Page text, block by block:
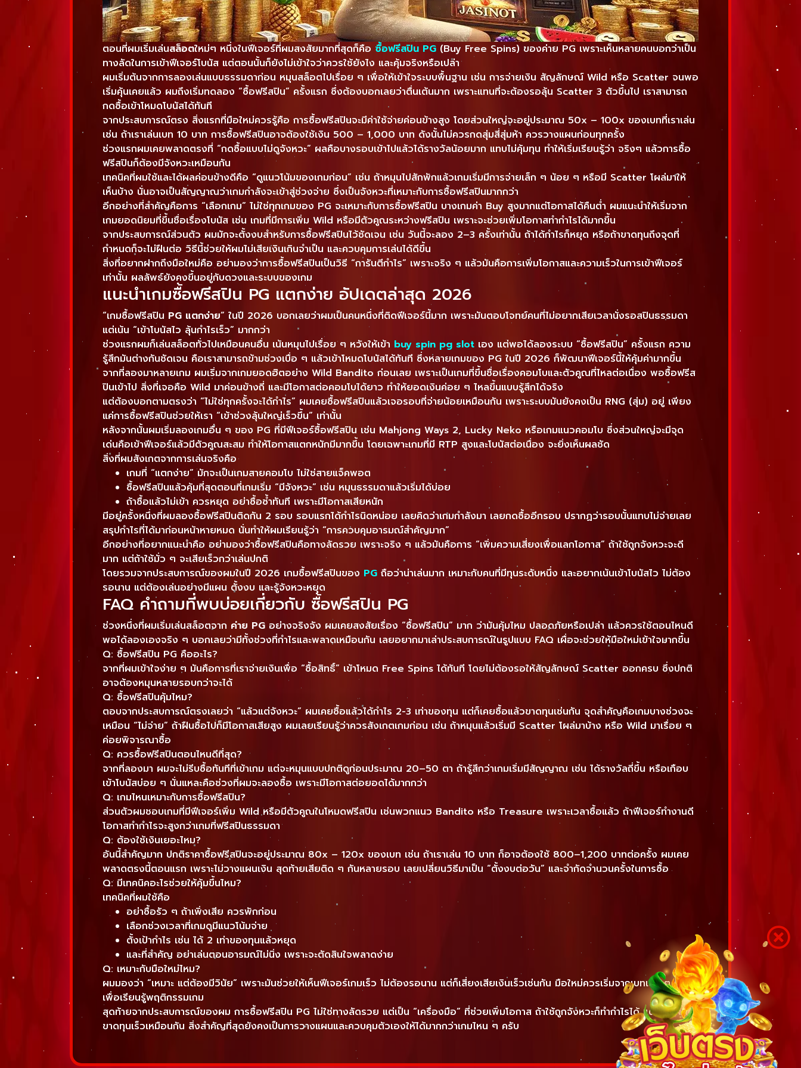
ตอนที่ผมเริ่มเล่นสล็อตใหม่ๆ หนึ่งในฟีเจอร์ที่ผมสงสัยมากที่สุดก็คือ ซื้อฟรีสปิน PG (Buy Free Spins) ของค่าย PG เพราะเห็นหลายคนบอกว่าเป็น
ทางลัดในการเข้าฟีเจอร์โบนัส แต่ตอนนั้นก็ยังไม่เข้าใจว่าควรใช้ยังไง และคุ้มจริงหรือเปล่า
ผมเริ่มต้นจากการลองเล่นแบบธรรมดาก่อน หมุนสล็อตไปเรื่อย ๆ เพื่อให้เข้าใจระบบพื้นฐาน เช่น การจ่ายเงิน สัญลักษณ์ Wild หรือ Scatter จนพอ
เริ่มคุ้นเคยแล้ว ผมถึงเริ่มทดลอง “ซื้อฟรีสปิน” ครั้งแรก ซึ่งต้องบอกเลยว่าตื่นเต้นมาก เพราะแทนที่จะต้องรอลุ้น Scatter 3 ตัวขึ้นไป เราสามารถ
กดซื้อเข้าโหมดโบนัสได้ทันที
จากประสบการณ์ตรง สิ่งแรกที่มือใหม่ควรรู้คือ การซื้อฟรีสปินจะมีค่าใช้จ่ายค่อนข้างสูง โดยส่วนใหญ่จะอยู่ประมาณ 50x – 100x ของเบทที่เราเล่น
เช่น ถ้าเราเล่นเบท 10 บาท การซื้อฟรีสปินอาจต้องใช้เงิน 500 – 1,000 บาท ดังนั้นไม่ควรกดสุ่มสี่สุ่มห้า ควรวางแผนก่อนทุกครั้ง
ช่วงแรกผมเคยพลาดตรงที่ “กดซื้อแบบไม่ดูจังหวะ” ผลคือบางรอบเข้าไปแล้วได้รางวัลน้อยมาก แทบไม่คุ้มทุน ทำให้เริ่มเรียนรู้ว่า จริงๆ แล้วการซื้อ
ฟรีสปินก็ต้องมีจังหวะเหมือนกัน
เทคนิคที่ผมใช้และได้ผลค่อนข้างดีคือ “ดูแนวโน้มของเกมก่อน” เช่น ถ้าหมุนไปสักพักแล้วเกมเริ่มมีการจ่ายเล็ก ๆ น้อย ๆ หรือมี Scatter โผล่มาให้
เห็นบ้าง นั่นอาจเป็นสัญญาณว่าเกมกำลังจะเข้าสู่ช่วงจ่าย ซึ่งเป็นจังหวะที่เหมาะกับการซื้อฟรีสปินมากกว่า
อีกอย่างที่สำคัญคือการ “เลือกเกม” ไม่ใช่ทุกเกมของ PG จะเหมาะกับการซื้อฟรีสปิน บางเกมค่า Buy สูงมากแต่โอกาสได้คืนต่ำ ผมแนะนำให้เริ่มจาก
เกมยอดนิยมที่ขึ้นชื่อเรื่องโบนัส เช่น เกมที่มีการเพิ่ม Wild หรือมีตัวคูณระหว่างฟรีสปิน เพราะจะช่วยเพิ่มโอกาสทำกำไรได้มากขึ้น
จากประสบการณ์ส่วนตัว ผมมักจะตั้งงบสำหรับการซื้อฟรีสปินไว้ชัดเจน เช่น วันนี้จะลอง 2–3 ครั้งเท่านั้น ถ้าได้กำไรก็หยุด หรือถ้าขาดทุนถึงจุดที่
กำหนดก็จะไม่ฝืนต่อ วิธีนี้ช่วยให้ผมไม่เสียเงินเกินจำเป็น และควบคุมการเล่นได้ดีขึ้น
สิ่งที่อยากฝากถึงมือใหม่คือ อย่ามองว่าการซื้อฟรีสปินเป็นวิธี “การันตีกำไร” เพราะจริง ๆ แล้วมันคือการเพิ่มโอกาสและความเร็วในการเข้าฟีเจอร์
เท่านั้น ผลลัพธ์ยังคงขึ้นอยู่กับดวงและระบบของเกม
แนะนำเกมซื้อฟรีสปิน PG แตกง่าย อัปเดตล่าสุด 2026
“เกมซื้อฟรีสปิน PG แตกง่าย” ในปี 2026 บอกเลยว่าผมเป็นคนหนึ่งที่ติดฟีเจอร์นี้มาก เพราะมันตอบโจทย์คนที่ไม่อยากเสียเวลานั่งรอสปินธรรมดา
แต่เน้น “เข้าโบนัสไว ลุ้นกำไรเร็ว” มากกว่า
ช่วงแรกผมก็เล่นสล็อตทั่วไปเหมือนคนอื่น เน้นหมุนไปเรื่อย ๆ หวังให้เข้า buy spin pg slot เอง แต่พอได้ลองระบบ “ซื้อฟรีสปิน” ครั้งแรก ความ
รู้สึกมันต่างกันชัดเจน คือเราสามารถข้ามช่วงเบื่อ ๆ แล้วเข้าโหมดโบนัสได้ทันที ซึ่งหลายเกมของ PG ในปี 2026 ก็พัฒนาฟีเจอร์นี้ให้คุ้มค่ามากขึ้น
จากที่ลองมาหลายเกม ผมเริ่มจากเกมยอดฮิตอย่าง Wild Bandito ก่อนเลย เพราะเป็นเกมที่ขึ้นชื่อเรื่องคอมโบและตัวคูณที่ไหลต่อเนื่อง พอซื้อฟรีส
ปินเข้าไป สิ่งที่เจอคือ Wild มาค่อนข้างถี่ และมีโอกาสต่อคอมโบได้ยาว ทำให้ยอดเงินค่อย ๆ ไหลขึ้นแบบรู้สึกได้จริง
แต่ต้องบอกตามตรงว่า “ไม่ใช่ทุกครั้งจะได้กำไร” ผมเคยซื้อฟรีสปินแล้วเจอรอบที่จ่ายน้อยเหมือนกัน เพราะระบบมันยังคงเป็น RNG (สุ่ม) อยู่ เพียง
แค่การซื้อฟรีสปินช่วยให้เรา “เข้าช่วงลุ้นใหญ่เร็วขึ้น” เท่านั้น
หลังจากนั้นผมเริ่มลองเกมอื่น ๆ ของ PG ที่มีฟีเจอร์ซื้อฟรีสปิน เช่น Mahjong Ways 2, Lucky Neko หรือเกมแนวคอมโบ ซึ่งส่วนใหญ่จะมีจุด
เด่นคือเข้าฟีเจอร์แล้วมีตัวคูณสะสม ทำให้โอกาสแตกหนักมีมากขึ้น โดยเฉพาะเกมที่มี RTP สูงและโบนัสต่อเนื่อง จะยิ่งเห็นผลชัด
สิ่งที่ผมสังเกตจากการเล่นจริงคือ
เกมที่ “แตกง่าย” มักจะเป็นเกมสายคอมโบ ไม่ใช่สายแจ็คพอต
ซื้อฟรีสปินแล้วคุ้มที่สุดตอนที่เกมเริ่ม “มีจังหวะ” เช่น หมุนธรรมดาแล้วเริ่มได้บ่อย
ถ้าซื้อแล้วไม่เข้า ควรหยุด อย่าซื้อซ้ำทันที เพราะมีโอกาสเสียหนัก
มีอยู่ครั้งหนึ่งที่ผมลองซื้อฟรีสปินติดกัน 2 รอบ รอบแรกได้กำไรนิดหน่อย เลยคิดว่าเกมกำลังมา เลยกดซื้ออีกรอบ ปรากฏว่ารอบนั้นแทบไม่จ่ายเลย
สรุปกำไรที่ได้มาก่อนหน้าหายหมด นั่นทำให้ผมเรียนรู้ว่า “การควบคุมอารมณ์สำคัญมาก”
อีกอย่างที่อยากแนะนำคือ อย่ามองว่าซื้อฟรีสปินคือทางลัดรวย เพราะจริง ๆ แล้วมันคือการ “เพิ่มความเสี่ยงเพื่อแลกโอกาส” ถ้าใช้ถูกจังหวะจะดี
มาก แต่ถ้าใช้มั่ว ๆ จะเสียเร็วกว่าเล่นปกติ
โดยรวมจากประสบการณ์ของผมในปี 2026 เกมซื้อฟรีสปินของ PG ถือว่าน่าเล่นมาก เหมาะกับคนที่มีทุนระดับหนึ่ง และอยากเน้นเข้าโบนัสไว ไม่ต้อง
รอนาน แต่ต้องเล่นอย่างมีแผน ตั้งงบ และรู้จังหวะหยุด
FAQ คำถามที่พบบ่อยเกี่ยวกับ ซื้อฟรีสปิน PG
ช่วงหนึ่งที่ผมเริ่มเล่นสล็อตจาก ค่าย PG อย่างจริงจัง ผมเคยสงสัยเรื่อง “ซื้อฟรีสปิน” มาก ว่ามันคุ้มไหม ปลอดภัยหรือเปล่า แล้วควรใช้ตอนไหนดี
พอได้ลองเองจริง ๆ บอกเลยว่ามีทั้งช่วงที่กำไรและพลาดเหมือนกัน เลยอยากมาเล่าประสบการณ์ในรูปแบบ FAQ เผื่อจะช่วยให้มือใหม่เข้าใจมากขึ้น
Q: ซื้อฟรีสปิน PG คืออะไร?
จากที่ผมเข้าใจง่าย ๆ มันคือการที่เราจ่ายเงินเพื่อ “ซื้อสิทธิ์” เข้าโหมด Free Spins ได้ทันที โดยไม่ต้องรอให้สัญลักษณ์ Scatter ออกครบ ซึ่งปกติ
อาจต้องหมุนหลายรอบกว่าจะได้
Q: ซื้อฟรีสปินคุ้มไหม?
ตอบจากประสบการณ์ตรงเลยว่า “แล้วแต่จังหวะ” ผมเคยซื้อแล้วได้กำไร 2-3 เท่าของทุน แต่ก็เคยซื้อแล้วขาดทุนเช่นกัน จุดสำคัญคือเกมบางช่วงจะ
เหมือน “ไม่จ่าย” ถ้าฝืนซื้อไปก็มีโอกาสเสียสูง ผมเลยเรียนรู้ว่าควรสังเกตเกมก่อน เช่น ถ้าหมุนแล้วเริ่มมี Scatter โผล่มาบ้าง หรือ Wild มาเรื่อย ๆ
ค่อยพิจารณาซื้อ
Q: ควรซื้อฟรีสปินตอนไหนดีที่สุด?
จากที่ลองมา ผมจะไม่รีบซื้อทันทีที่เข้าเกม แต่จะหมุนแบบปกติดูก่อนประมาณ 20–50 ตา ถ้ารู้สึกว่าเกมเริ่มมีสัญญาณ เช่น ได้รางวัลถี่ขึ้น หรือเกือบ
เข้าโบนัสบ่อย ๆ นั่นแหละคือช่วงที่ผมจะลองซื้อ เพราะมีโอกาสต่อยอดได้มากกว่า
Q: เกมไหนเหมาะกับการซื้อฟรีสปิน?
ส่วนตัวผมชอบเกมที่มีฟีเจอร์เพิ่ม Wild หรือมีตัวคูณในโหมดฟรีสปิน เช่นพวกแนว Bandito หรือ Treasure เพราะเวลาซื้อแล้ว ถ้าฟีเจอร์ทำงานดี
โอกาสทำกำไรจะสูงกว่าเกมที่ฟรีสปินธรรมดา
Q: ต้องใช้เงินเยอะไหม?
อันนี้สำคัญมาก ปกติราคาซื้อฟรีสปินจะอยู่ประมาณ 80x – 120x ของเบท เช่น ถ้าเราเล่น 10 บาท ก็อาจต้องใช้ 800–1,200 บาทต่อครั้ง ผมเคย
พลาดตรงนี้ตอนแรก เพราะไม่วางแผนเงิน สุดท้ายเสียติด ๆ กันหลายรอบ เลยเปลี่ยนวิธีมาเป็น “ตั้งงบต่อวัน” และจำกัดจำนวนครั้งในการซื้อ
Q: มีเทคนิคอะไรช่วยให้คุ้มขึ้นไหม?
เทคนิคที่ผมใช้คือ
อย่าซื้อรัว ๆ ถ้าเพิ่งเสีย ควรพักก่อน
เลือกช่วงเวลาที่เกมดูมีแนวโน้มจ่าย
ตั้งเป้ากำไร เช่น ได้ 2 เท่าของทุนแล้วหยุด
และที่สำคัญ อย่าเล่นตอนอารมณ์ไม่นิ่ง เพราะจะตัดสินใจพลาดง่าย
Q: เหมาะกับมือใหม่ไหม?
ผมมองว่า “เหมาะ แต่ต้องมีวินัย” เพราะมันช่วยให้เห็นฟีเจอร์เกมเร็ว ไม่ต้องรอนาน แต่ก็เสี่ยงเสียเงินเร็วเช่นกัน มือใหม่ควรเริ่มจากเบทเล็ก ๆ ก่อน
เพื่อเรียนรู้พฤติกรรมเกม
สุดท้ายจากประสบการณ์ของผม การซื้อฟรีสปิน PG ไม่ใช่ทางลัดรวย แต่เป็น “เครื่องมือ” ที่ช่วยเพิ่มโอกาส ถ้าใช้ถูกจังหวะก็ทำกำไรได้ แต่ถ้าใช้ผิดก็
ขาดทุนเร็วเหมือนกัน สิ่งสำคัญที่สุดยังคงเป็นการวางแผนและควบคุมตัวเองให้ได้มากกว่าเกมไหน ๆ ครับ